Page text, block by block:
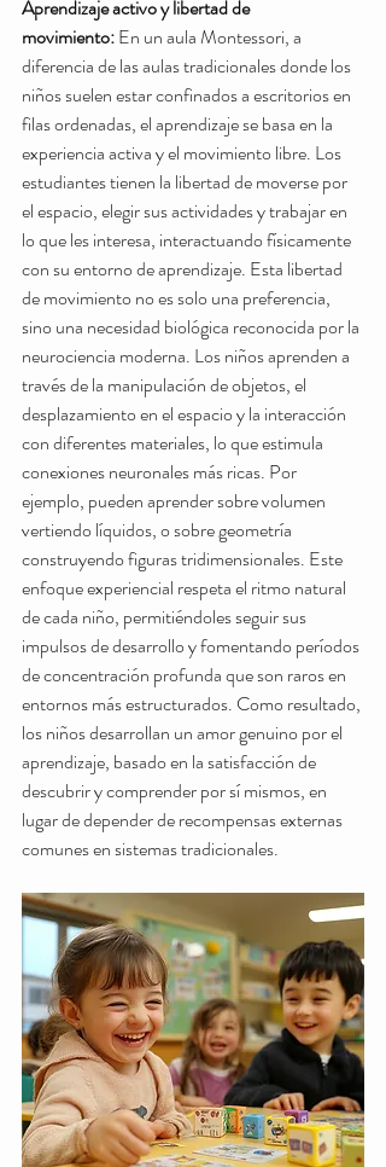
Aprendizaje activo y libertad de
movimiento: En un aula Montessori, a
diferencia de las aulas tradicionales donde los
niños suelen estar confinados a escritorios en
filas ordenadas, el aprendizaje se basa en la
experiencia activa y el movimiento libre. Los
estudiantes tienen la libertad de moverse por
el espacio, elegir sus actividades y trabajar en
lo que les interesa, interactuando físicamente
con su entorno de aprendizaje. Esta libertad
de movimiento no es solo una preferencia,
sino una necesidad biológica reconocida por la
neurociencia moderna. Los niños aprenden a
través de la manipulación de objetos, el
desplazamiento en el espacio y la interacción
con diferentes materiales, lo que estimula
conexiones neuronales más ricas. Por
ejemplo, pueden aprender sobre volumen
vertiendo líquidos, o sobre geometría
construyendo figuras tridimensionales. Este
enfoque experiencial respeta el ritmo natural
de cada niño, permitiéndoles seguir sus
impulsos de desarrollo y fomentando períodos
de concentración profunda que son raros en
entornos más estructurados. Como resultado,
los niños desarrollan un amor genuino por el
aprendizaje, basado en la satisfacción de
descubrir y comprender por sí mismos, en
lugar de depender de recompensas externas
comunes en sistemas tradicionales.